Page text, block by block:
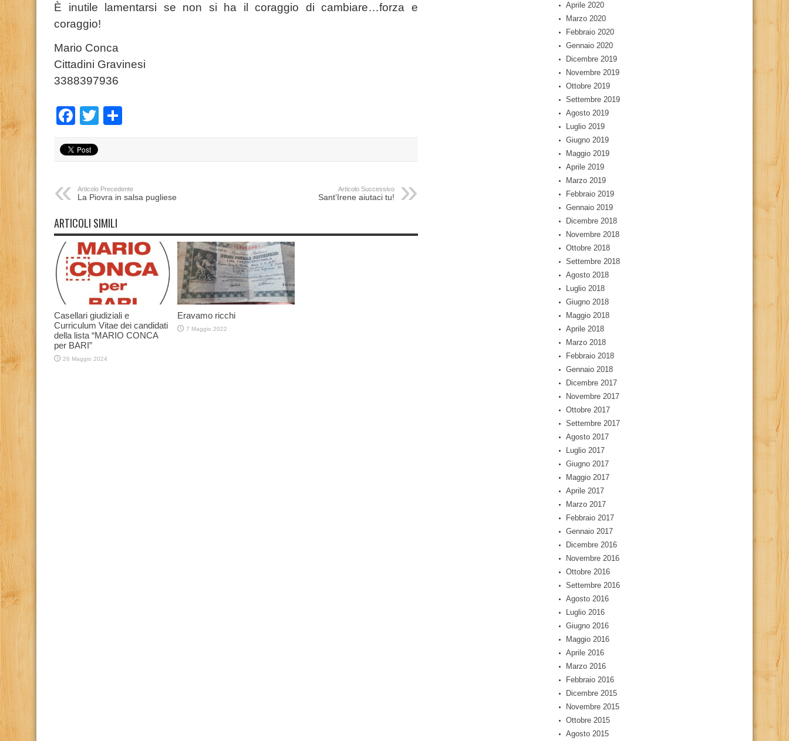
È inutile lamentarsi se non si ha il coraggio di cambiare…forza e
coraggio!
Mario Conca
Cittadini Gravinesi
3388397936
Facebook
Twitter
Articolo Precedente
La Piovra in salsa pugliese
Articolo Successivo
Sant’Irene aiutaci tu!
ARTICOLI SIMILI
Casellari giudiziali e
Curriculum Vitae dei candidati
della lista “MARIO CONCA
per BARI”
26 Maggio 2024
Eravamo ricchi
7 Maggio 2022
Aprile 2020
Marzo 2020
Febbraio 2020
Gennaio 2020
Dicembre 2019
Novembre 2019
Ottobre 2019
Settembre 2019
Agosto 2019
Luglio 2019
Giugno 2019
Maggio 2019
Aprile 2019
Marzo 2019
Febbraio 2019
Gennaio 2019
Dicembre 2018
Novembre 2018
Ottobre 2018
Settembre 2018
Agosto 2018
Luglio 2018
Giugno 2018
Maggio 2018
Aprile 2018
Marzo 2018
Febbraio 2018
Gennaio 2018
Dicembre 2017
Novembre 2017
Ottobre 2017
Settembre 2017
Agosto 2017
Luglio 2017
Giugno 2017
Maggio 2017
Aprile 2017
Marzo 2017
Febbraio 2017
Gennaio 2017
Dicembre 2016
Novembre 2016
Ottobre 2016
Settembre 2016
Agosto 2016
Luglio 2016
Giugno 2016
Maggio 2016
Aprile 2016
Marzo 2016
Febbraio 2016
Dicembre 2015
Novembre 2015
Ottobre 2015
Agosto 2015